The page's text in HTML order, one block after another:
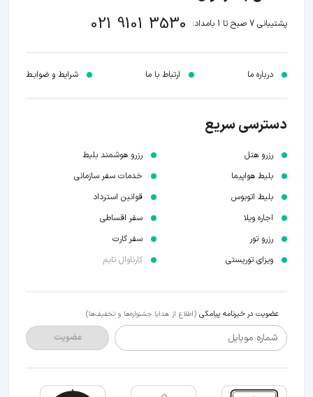
پشتیبانی 7 صبح تا 1 بامداد: 021 9101 3530
درباره ما ارتباط با ما شرایط و ضوابـط
دسترسی سریع
رزرو هتل
بلیط هواپیما
بلیط اتوبوس
اجاره ویلا
رزرو تور
ویزای توریستی
رزرو هوشمند بلیط
خدمات سفر سازمانی
قوانین استرداد
سفر اقساطی
سفر کارت
کارناوال تایم
عضویت در خبرنامه پیامکی (اطلاع از هدایا جشنواره‌ها و تخفیف‌ها)
شماره موبایل عضویت